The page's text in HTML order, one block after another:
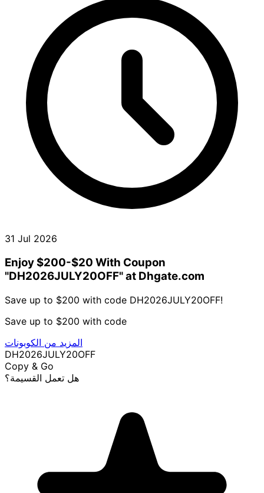
31 Jul 2026
Enjoy $200-$20 With Coupon
"DH2026JULY20OFF" at Dhgate.com
Save up to $200 with code DH2026JULY20OFF!
Save up to $200 with code
المزيد من الكوبونات
DH2026JULY20OFF
Copy & Go
هل تعمل القسيمة؟